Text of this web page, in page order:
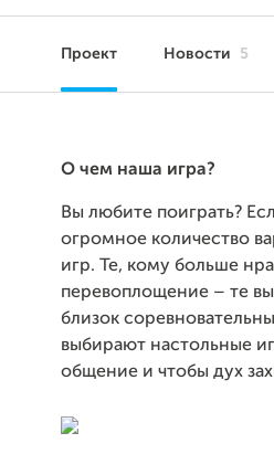
Проект Новости 5
О чем наша игра?
Вы любите поиграть?
огромное количество
игр. Те, кому больше
перевоплощение – те
близок
выбирают настольные
общение и чтобы дух